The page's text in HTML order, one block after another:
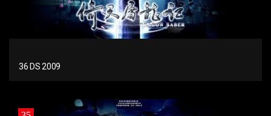
36 DS 2009